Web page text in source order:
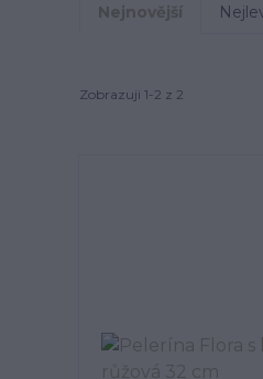
Nejnovější
Zobrazuji 1-2 z 2